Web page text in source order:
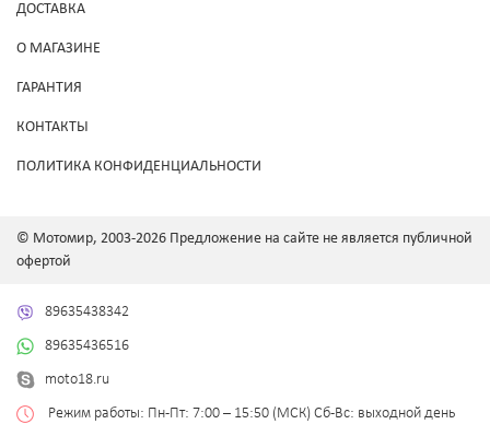
ДОСТАВКА
О МАГАЗИНЕ
ГАРАНТИЯ
КОНТАКТЫ
ПОЛИТИКА КОНФИДЕНЦИАЛЬНОСТИ
© Мотомир, 2003-2026 Предложение на сайте не является публичной
офертой
89635438342
89635436516
moto18.ru
Режим работы: Пн-Пт: 7:00 – 15:50 (МСК) Сб-Вс: выходной день